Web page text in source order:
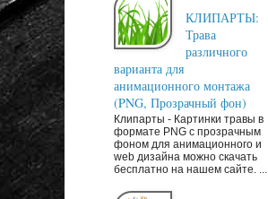
КЛИПАРТЫ:
Трава
различного
варианта для
анимационного монтажа
(PNG, Прозрачный фон)
Клипарты - Картинки травы в
формате PNG с прозрачным
фоном для анимационного и
web дизайна можно скачать
бесплатно на нашем сайте. ...